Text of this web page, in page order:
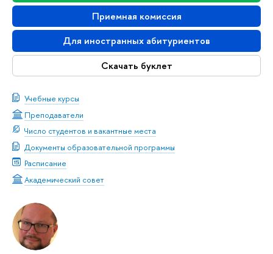
Приемная комиссия
Для иностранных абитуриентов
Скачать буклет
Учебные курсы
Преподаватели
Число студентов и вакантные места
Документы образовательной программы
Расписание
Академический совет